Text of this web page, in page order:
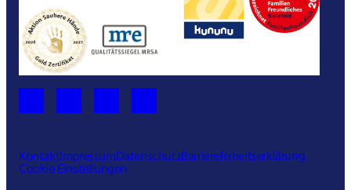
KontaktImpressumDatenschutzBarrierefeiheitserklärung
Cookie Einstellungen